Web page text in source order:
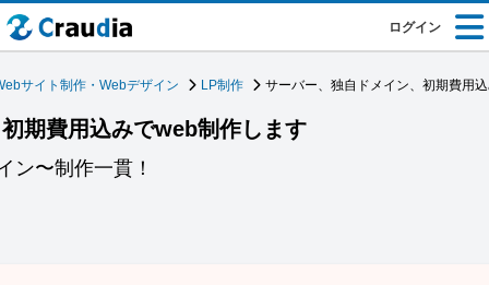
ログイン
サイト制作・Webデザイン LP制作 サーバー、独自ドメイン、初期費用
期費用込みでweb制作します
ン〜制作一貫！